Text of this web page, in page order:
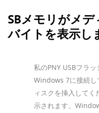
SBメモリがメ
バイトを表示し
私のPNY USBフラッ
Windows 7に接続し
ィスクを挿入して
示されます。